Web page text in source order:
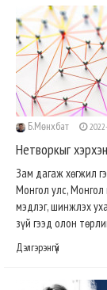
Б.Мөнхбат
Нетворкыг
Зам дагаж хөгжил
Монгол улс,
мэдлэг, шинжлэх
зүй гээд олон
Дэлгэрэнгүй